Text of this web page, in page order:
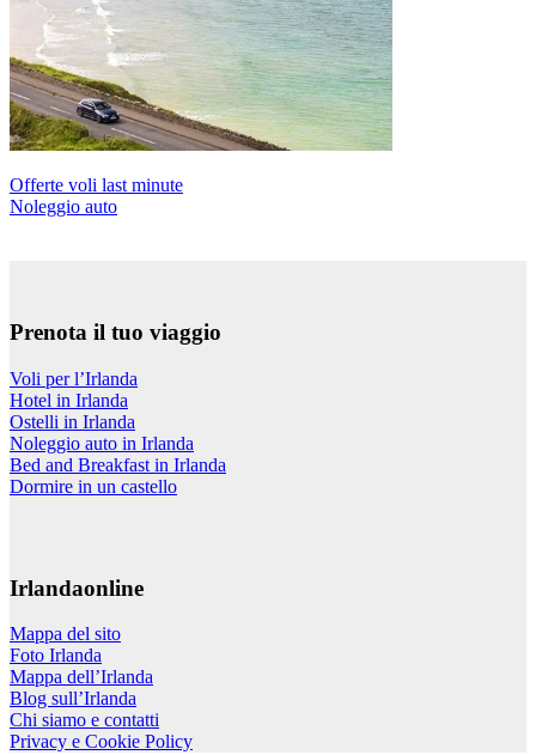
Offerte voli last minute
Noleggio auto
Prenota il tuo viaggio
Voli per l’Irlanda
Hotel in Irlanda
Ostelli in Irlanda
Noleggio auto in Irlanda
Bed and Breakfast in Irlanda
Dormire in un castello
Irlandaonline
Mappa del sito
Foto Irlanda
Mappa dell’Irlanda
Blog sull’Irlanda
Chi siamo e contatti
Privacy e Cookie Policy